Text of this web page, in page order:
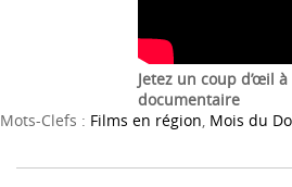
Jetez un coup d’œil
documentaire
Mots-Clefs : Films en région, Mois du